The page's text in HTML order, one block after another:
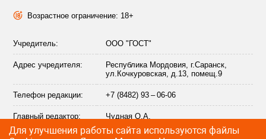
Возрастное ограничение: 18+
Учредитель: ООО "ГОСТ"
Адрес учредителя:
Республика Мордовия, г.Саранск,
ул.Кочкуровская, д.13, помещ.9
Телефон редакции: +7 (8482) 93 – 06-06
Главный редактор: Чудная О.А.
Для улучшения работы сайта используются файлы